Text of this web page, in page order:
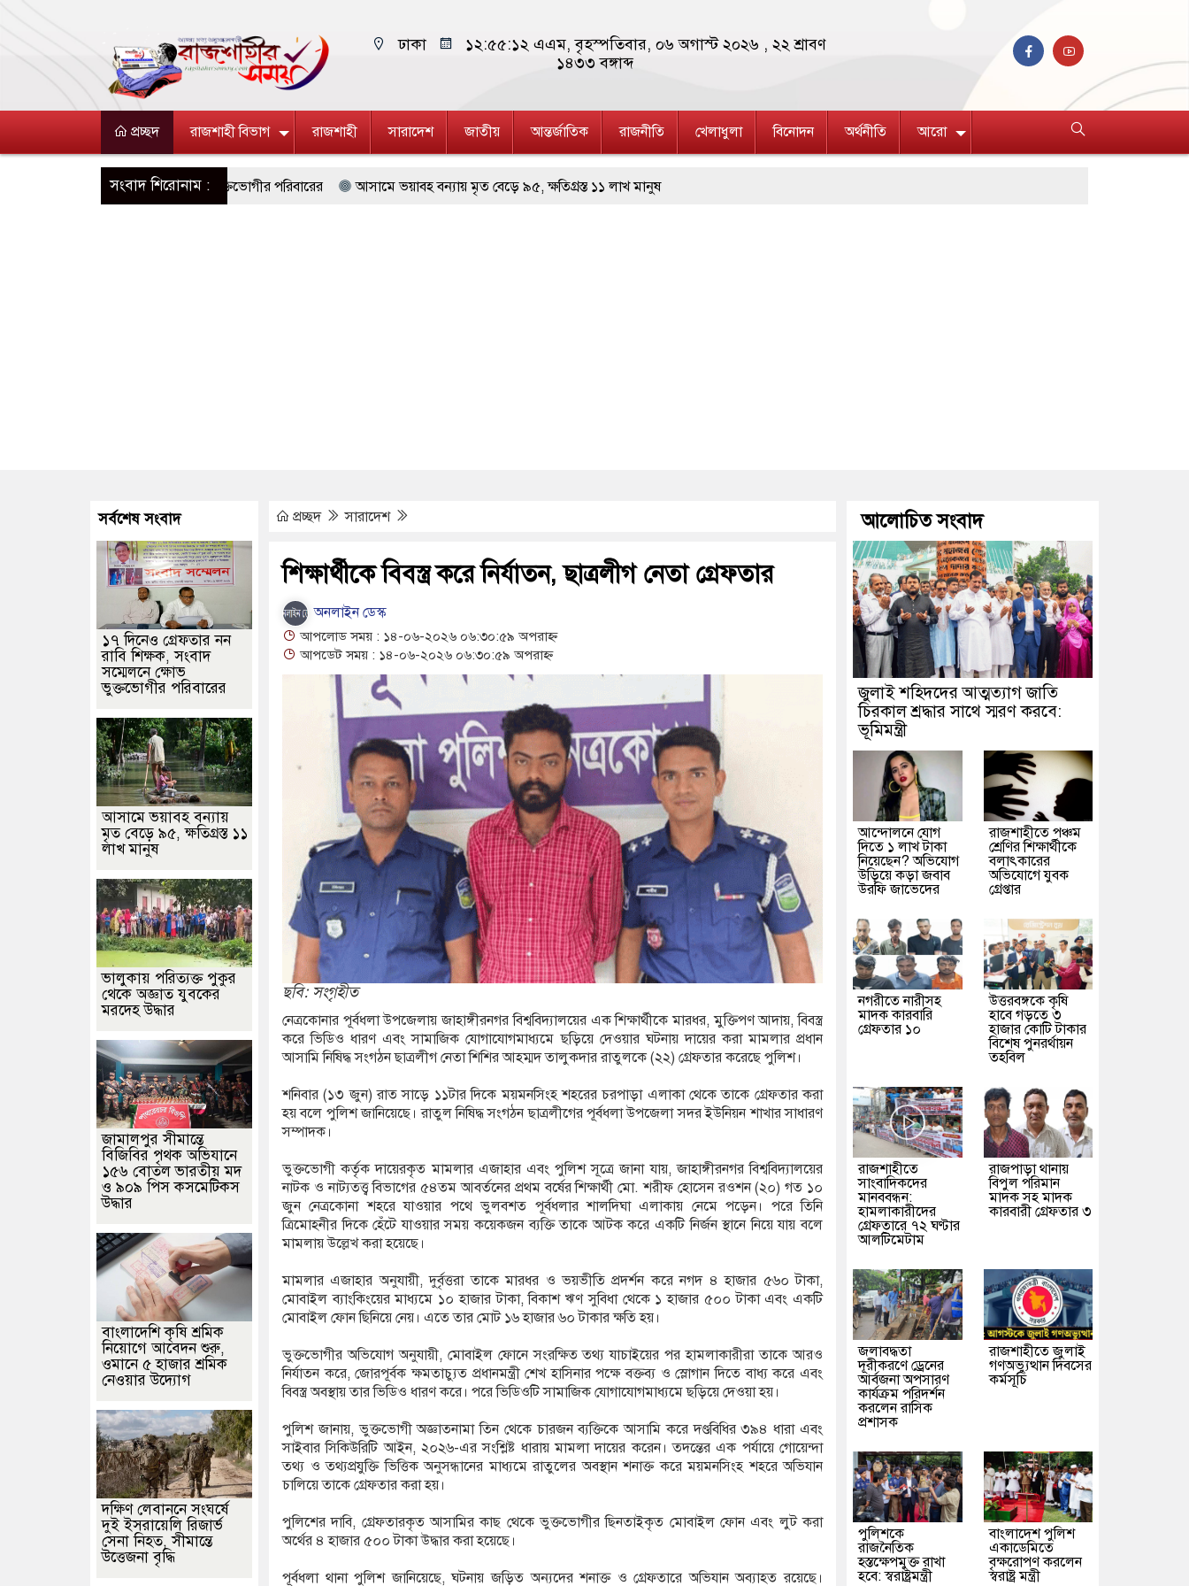
ঢাকা ১২:৫৫:১৩ এএম, বৃহস্পতিবার, ০৬ অগাস্ট ২০২৬ ,২২ শ্রাবণ
১৪৩৩ বঙ্গাব্দ
প্রচ্ছদ রাজশাহী বিভাগ রাজশাহী সারাদেশ জাতীয় আন্তর্জাতিক রাজনীতি খেলাধুলা বিনোদন অর্থনীতি আরো
সংবাদ শিরোনাম :
সংবাদ সম্মেলনে ক্ষোভ ভুক্তভোগীর পরিবারের আসামে ভয়াবহ বন্যায় মৃত বেড়ে ৯৫, ক্ষতিগ্রস্ত ১১ লাখ মানুষ
নেতৃবৃন্দের সঙ্গে সিটি কর্পোরেশনের প্রশাসকের সৌজন্য সাক্ষাৎ
মাথায় নববধূর ঝুলন্ত মরদেহ উদ্ধার
প্রচ্ছদ সারাদেশ
শিক্ষার্থীকে বিবস্ত্র করে নির্যাতন, ছাত্রলীগ নেতা গ্রেফতার
অনলাইন ডেস্ক
আপলোড সময় : ১৪-০৬-২০২৬ ০৬:৩০:৫৯ অপরাহ্ন
আপডেট সময় : ১৪-০৬-২০২৬ ০৬:৩০:৫৯ অপরাহ্ন
ছবি: সংগৃহীত
নেত্রকোনার পূর্বধলা উপজেলায় জাহাঙ্গীরনগর বিশ্ববিদ্যালয়ের এক শিক্ষার্থীকে মারধর, মুক্তিপণ আদায়, বিবস্ত্র
করে ভিডিও ধারণ এবং সামাজিক যোগাযোগমাধ্যমে ছড়িয়ে দেওয়ার ঘটনায় দায়ের করা মামলার প্রধান
আসামি নিষিদ্ধ সংগঠন ছাত্রলীগ নেতা শিশির আহম্মদ তালুকদার রাতুলকে (২২) গ্রেফতার করেছে পুলিশ।
শনিবার (১৩ জুন) রাত সাড়ে ১১টার দিকে ময়মনসিংহ শহরের চরপাড়া এলাকা থেকে তাকে গ্রেফতার করা
হয় বলে পুলিশ জানিয়েছে। রাতুল নিষিদ্ধ সংগঠন ছাত্রলীগের পূর্বধলা উপজেলা সদর ইউনিয়ন শাখার সাধারণ
সম্পাদক।
ভুক্তভোগী কর্তৃক দায়েরকৃত মামলার এজাহার এবং পুলিশ সূত্রে জানা যায়, জাহাঙ্গীরনগর বিশ্ববিদ্যালয়ের
নাটক ও নাট্যতত্ত্ব বিভাগের ৫৪তম আবর্তনের প্রথম বর্ষের শিক্ষার্থী মো. শরীফ হোসেন রওশন (২০) গত ১০
জুন নেত্রকোনা শহরে যাওয়ার পথে ভুলবশত পূর্বধলার শালদিঘা এলাকায় নেমে পড়েন। পরে তিনি
ত্রিমোহনীর দিকে হেঁটে যাওয়ার সময় কয়েকজন ব্যক্তি তাকে আটক করে একটি নির্জন স্থানে নিয়ে যায় বলে
মামলায় উল্লেখ করা হয়েছে।
মামলার এজাহার অনুযায়ী, দুর্বৃত্তরা তাকে মারধর ও ভয়ভীতি প্রদর্শন করে নগদ ৪ হাজার ৫৬০ টাকা,
মোবাইল ব্যাংকিংয়ের মাধ্যমে ১০ হাজার টাকা, বিকাশ ঋণ সুবিধা থেকে ১ হাজার ৫০০ টাকা এবং একটি
মোবাইল ফোন ছিনিয়ে নেয়। এতে তার মোট ১৬ হাজার ৬০ টাকার ক্ষতি হয়।
ভুক্তভোগীর অভিযোগ অনুযায়ী, মোবাইল ফোনে সংরক্ষিত তথ্য যাচাইয়ের পর হামলাকারীরা তাকে আরও
নির্যাতন করে, জোরপূর্বক ক্ষমতাচ্যুত প্রধানমন্ত্রী শেখ হাসিনার পক্ষে বক্তব্য ও স্লোগান দিতে বাধ্য করে এবং
বিবস্ত্র অবস্থায় তার ভিডিও ধারণ করে। পরে ভিডিওটি সামাজিক যোগাযোগমাধ্যমে ছড়িয়ে দেওয়া হয়।
পুলিশ জানায়, ভুক্তভোগী অজ্ঞাতনামা তিন থেকে চারজন ব্যক্তিকে আসামি করে দণ্ডবিধির ৩৯৪ ধারা এবং
সাইবার সিকিউরিটি আইন, ২০২৬-এর সংশ্লিষ্ট ধারায় মামলা দায়ের করেন। তদন্তের এক পর্যায়ে গোয়েন্দা
তথ্য ও তথ্যপ্রযুক্তি ভিত্তিক অনুসন্ধানের মাধ্যমে রাতুলের অবস্থান শনাক্ত করে ময়মনসিংহ শহরে অভিযান
চালিয়ে তাকে গ্রেফতার করা হয়।
পুলিশের দাবি, গ্রেফতারকৃত আসামির কাছ থেকে ভুক্তভোগীর ছিনতাইকৃত মোবাইল ফোন এবং লুট করা
অর্থের ৪ হাজার ৫০০ টাকা উদ্ধার করা হয়েছে।
পূর্বধলা থানা পুলিশ জানিয়েছে, ঘটনায় জড়িত অন্যদের শনাক্ত ও গ্রেফতারে অভিযান অব্যাহত রয়েছে।
সর্বশেষ সংবাদ
১৭ দিনেও গ্রেফতার নন
রাবি শিক্ষক, সংবাদ
সম্মেলনে ক্ষোভ
ভুক্তভোগীর পরিবারের
আসামে ভয়াবহ বন্যায়
মৃত বেড়ে ৯৫, ক্ষতিগ্রস্ত ১১
লাখ মানুষ
ভালুকায় পরিত্যক্ত পুকুর
থেকে অজ্ঞাত যুবকের
মরদেহ উদ্ধার
জামালপুর সীমান্তে
বিজিবির পৃথক অভিযানে
১৫৬ বোতল ভারতীয় মদ
ও ৯০৯ পিস কসমেটিকস
উদ্ধার
বাংলাদেশি কৃষি শ্রমিক
নিয়োগে আবেদন শুরু,
ওমানে ৫ হাজার শ্রমিক
নেওয়ার উদ্যোগ
দক্ষিণ লেবাননে সংঘর্ষে
দুই ইসরায়েলি রিজার্ভ
সেনা নিহত, সীমান্তে
উত্তেজনা বৃদ্ধি
আলোচিত সংবাদ
জুলাই শহিদদের আত্মত্যাগ জাতি
চিরকাল শ্রদ্ধার সাথে স্মরণ করবে:
ভূমিমন্ত্রী
আন্দোলনে যোগ
দিতে ১ লাখ টাকা
নিয়েছেন? অভিযোগ
উড়িয়ে কড়া জবাব
উরফি জাভেদের
রাজশাহীতে পঞ্চম
শ্রেণির শিক্ষার্থীকে
বলাৎকারের
অভিযোগে যুবক
গ্রেপ্তার
নগরীতে নারীসহ
মাদক কারবারি
গ্রেফতার ১০
উত্তরবঙ্গকে কৃষি
হাবে গড়তে ৩
হাজার কোটি টাকার
বিশেষ পুনরর্থায়ন
তহবিল
রাজশাহীতে
সাংবাদিকদের
মানববন্ধন:
হামলাকারীদের
গ্রেফতারে ৭২ ঘণ্টার
আলটিমেটাম
রাজপাড়া থানায়
বিপুল পরিমান
মাদক সহ মাদক
কারবারী গ্রেফতার ৩
জলাবদ্ধতা
দূরীকরণে ড্রেনের
আর্বজনা অপসারণ
কার্যক্রম পরিদর্শন
করলেন রাসিক
প্রশাসক
রাজশাহীতে জুলাই
গণঅভ্যুত্থান দিবসের
কর্মসূচি
পুলিশকে
রাজনৈতিক
হস্তক্ষেপমুক্ত রাখা
হবে: স্বরাষ্ট্রমন্ত্রী
বাংলাদেশ পুলিশ
একাডেমিতে
বৃক্ষরোপণ করলেন
স্বরাষ্ট্র মন্ত্রী